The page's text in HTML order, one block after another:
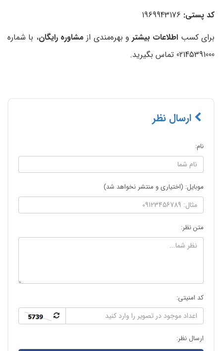
کد پستی:
برای کسب اطلاعات بیشترو بهره‌مندی از مشاوره رایگان، با شماره
02145391000 تماس بگیرید.
ارسال نظر
نام:
موبایل: (اختیاری و منتشر نخواهد شد)
متن نظر:
کد امنیتی:
ارسال نظر: